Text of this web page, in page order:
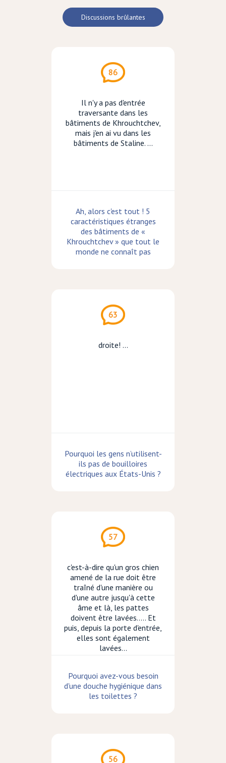
Discussions brûlantes
86
Il n'y a pas d'entrée
traversante dans les
bâtiments de Khrouchtchev,
mais j'en ai vu dans les
bâtiments de Staline. ...
Ah, alors c'est tout ! 5
caractéristiques étranges
des bâtiments de «
Khrouchtchev » que tout le
monde ne connaît pas
63
droite! ...
Pourquoi les gens n’utilisent-
ils pas de bouilloires
électriques aux États-Unis ?
57
c'est-à-dire qu'un gros chien
amené de la rue doit être
traîné d'une manière ou
d'une autre jusqu'à cette
âme et là, les pattes
doivent être lavées..... Et
puis, depuis la porte d'entrée,
elles sont également
lavées...
Pourquoi avez-vous besoin
d'une douche hygiénique dans
les toilettes ?
56